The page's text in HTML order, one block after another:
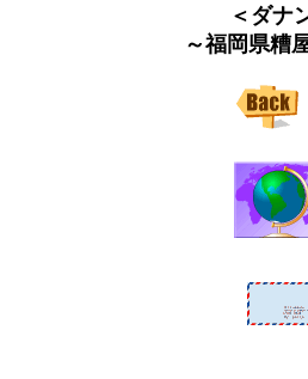
＜ダナ
～福岡県糟